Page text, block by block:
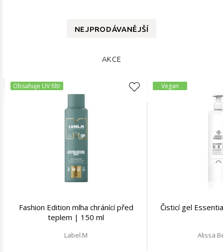
NEJPRODÁVANĚJŠÍ
AKCE
Obsahuje UV filtr
Fashion Edition mlha chránící před
teplem | 150 ml
Label.M
Vegan
Čisticí gel
Alissa